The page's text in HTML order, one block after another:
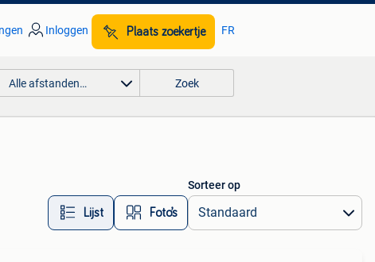
Inloggen Plaats zoekertje FR
Alle afstanden… Zoek
Lijst Foto’s
Sorteer op